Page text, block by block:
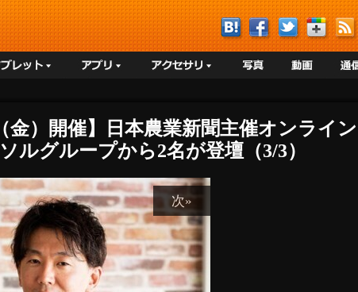
金）開催】日本農業新聞主催オンライ
ルグループから2名が登壇（3/3）
次»